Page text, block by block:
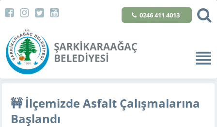
0246 411 4013
🚧 İlçemizde Asfalt Çalışmalarına
Başlandı